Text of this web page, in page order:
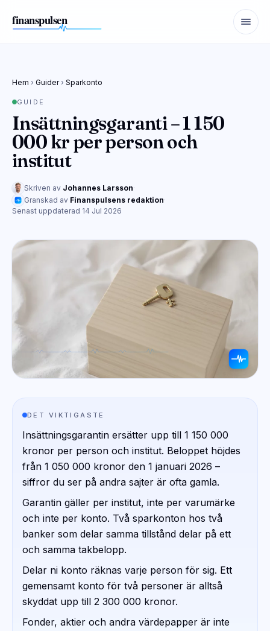
Hem › Guider › Sparkonto
GUIDE
Insättningsgaranti – 1 150
000 kr per person och
institut
Skriven av Johannes Larsson·
Granskad av Finanspulsens redaktion·
Senast uppdaterad 14 Jul 2026
DET VIKTIGASTE
Insättningsgarantin ersätter upp till 1 150 000
kronor per person och institut. Beloppet höjdes
från 1 050 000 kronor den 1 januari 2026 –
siffror du ser på andra sajter är ofta gamla.
Garantin gäller per institut, inte per varumärke
och inte per konto. Två sparkonton hos två
banker som delar samma tillstånd delar på ett
och samma takbelopp.
Delar ni konto räknas varje person för sig. Ett
gemensamt konto för två personer är alltså
skyddat upp till 2 300 000 kronor.
Fonder, aktier och andra värdepapper är inte